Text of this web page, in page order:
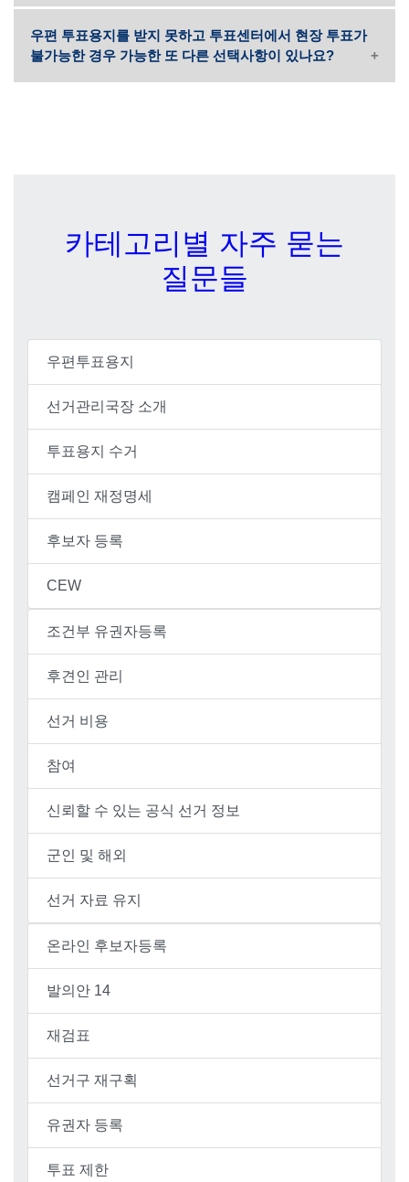
우편 투표용지를 받지 못하고 투표센터에서 현장 투표가
불가능한 경우 가능한 또 다른 선택사항이 있나요?
카테고리별 자주 묻는
질문들
우편투표용지
선거관리국장 소개
투표용지 수거
캠페인 재정명세
후보자 등록
CEW
조건부 유권자등록
후견인 관리
선거 비용
참여
신뢰할 수 있는 공식 선거 정보
군인 및 해외
선거 자료 유지
온라인 후보자등록
발의안 14
재검표
선거구 재구획
유권자 등록
투표 제한